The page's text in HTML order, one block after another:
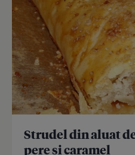
Strudel din aluat
pere si caramel